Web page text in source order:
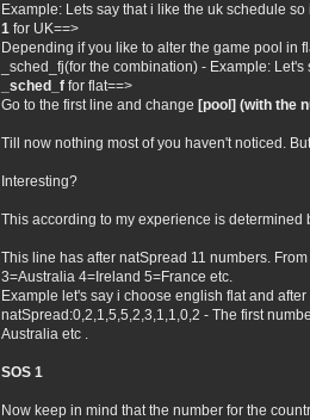
Example: Lets say that i like the uk schedule so
1 for UK==>
Depending if you like to alter the game pool in
_sched_fj(for the combination) - Example:
_sched_f for flat==>
Go to the first line and change [pool] (with the
Till now nothing most of you haven't noticed.
Interesting?
This according to my experience is
This line has after natSpread 11 numbers.
3=Australia 4=Ireland 5=France etc.
Example let's say i choose english flat and
natSpread:0,2,1,5,5,2,3,1,1,0,2 - The first
Australia etc .
SOS 1
Now keep in mind that the number for the